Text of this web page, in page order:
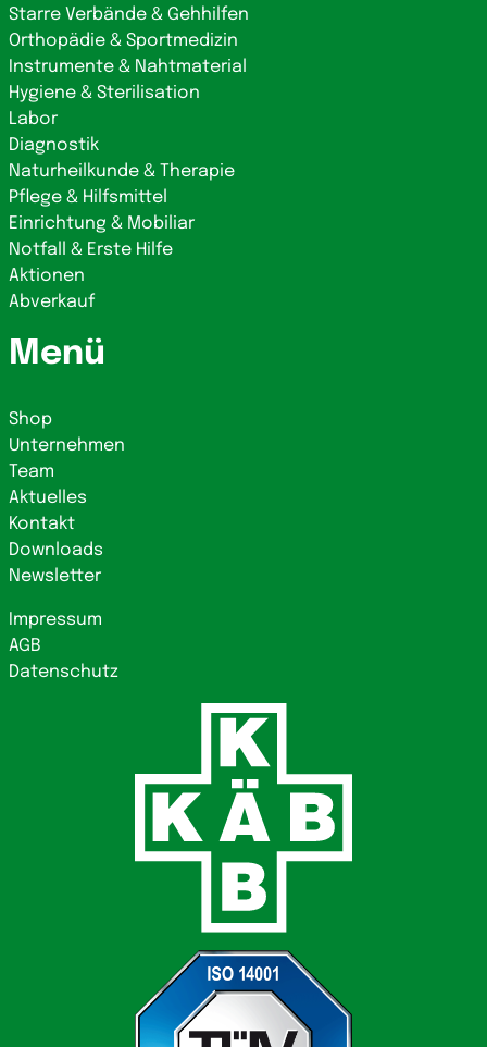
Starre Verbände & Gehhilfen
Orthopädie & Sportmedizin
Instrumente & Nahtmaterial
Hygiene & Sterilisation
Labor
Diagnostik
Naturheilkunde & Therapie
Pflege & Hilfsmittel
Einrichtung & Mobiliar
Notfall & Erste Hilfe
Aktionen
Abverkauf
Menü
Shop
Unternehmen
Team
Aktuelles
Kontakt
Downloads
Newsletter
Impressum
AGB
Datenschutz